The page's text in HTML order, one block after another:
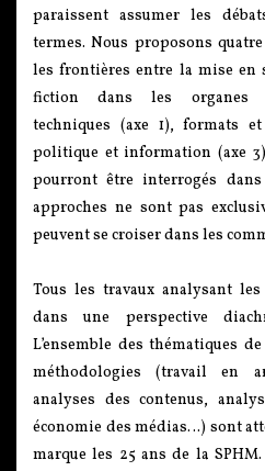
paraissent assumer les
termes. Nous proposons
les frontières entre la mise en
fiction dans les organes
techniques (axe 1), formats
politique et information (axe
pourront être interrogés
approches ne sont pas
peuvent se croiser dans les
Tous les travaux analysant
dans une perspective
L’ensemble des thématiques
méthodologies (travail en
analyses des contenus,
économie des médias…) sont
marque les 25 ans de la